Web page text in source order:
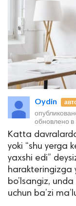
Oydin
обновлено в
Katta
yoki “shu yerga
yaxshi edi”
harakteringizga
bo’lsangiz,
uchun ba’zi